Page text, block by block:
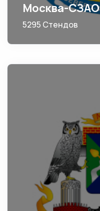
Москва-СЗАО
5295 Стендов